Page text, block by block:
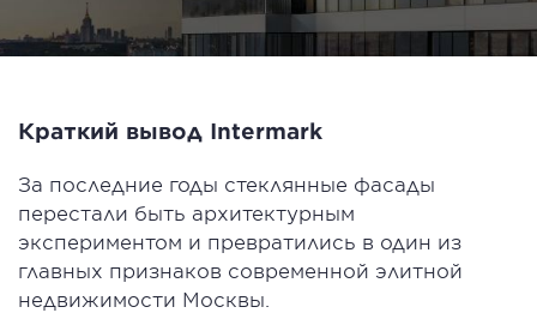
Краткий вывод Intermark
За последние годы стеклянные фасады
перестали быть архитектурным
экспериментом и превратились в один из
главных признаков современной элитной
недвижимости Москвы.